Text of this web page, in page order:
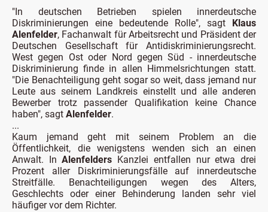
"In deutschen Betrieben spielen innerdeutsche
Diskriminierungen eine bedeutende Rolle", sagt
Klaus
Alenfelder, Fachanwalt für Arbeitsrecht und Präsident der
Deutschen Gesellschaft für Antidiskriminierungsrecht.
West gegen Ost oder Nord gegen Süd - innerdeutsche
Diskriminierung finde in allen Himmelsrichtungen statt.
"Die Benachteiligung geht sogar so weit, dass jemand nur
Leute aus seinem Landkreis einstellt und alle anderen
Bewerber trotz passender Qualifikation keine Chance
haben", sagt Alenfelder.
...
Kaum jemand geht mit seinem Problem an die
Öffentlichkeit, die wenigstens wenden sich an einen
Anwalt. InAlenfelders Kanzlei entfallen nur etwa drei
Prozent aller Diskriminierungsfälle auf innerdeutsche
Streitfälle. Benachteiligungen wegen des Alters,
Geschlechts oder einer Behinderung landen sehr viel
häufiger vor dem Richter.